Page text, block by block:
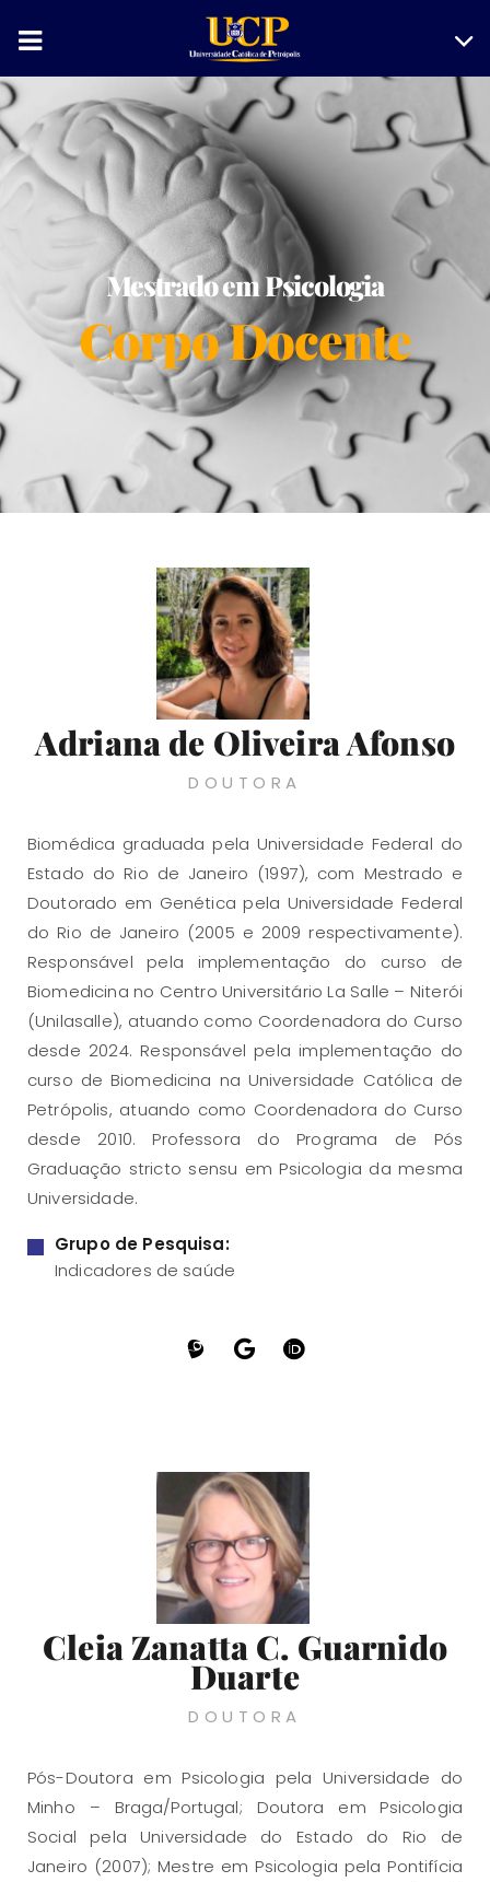
Mestrado em Psicologia
Corpo Docente
Adriana de Oliveira Afonso
DOUTORA
Biomédica graduada pela Universidade Federal do
Estado do Rio de Janeiro (1997), com Mestrado e
Doutorado em Genética pela Universidade Federal
do Rio de Janeiro (2005 e 2009 respectivamente).
Responsável pela implementação do curso de
Biomedicina no Centro Universitário La Salle – Niterói
(Unilasalle), atuando como Coordenadora do Curso
desde 2024. Responsável pela implementação do
curso de Biomedicina na Universidade Católica de
Petrópolis, atuando como Coordenadora do Curso
desde 2010. Professora do Programa de Pós
Graduação stricto sensu em Psicologia da mesma
Universidade.
Grupo de Pesquisa:
Indicadores de saúde
Cleia Zanatta C. Guarnido
Duarte
DOUTORA
Pós-Doutora em Psicologia pela Universidade do
Minho – Braga/Portugal; Doutora em Psicologia
Social pela Universidade do Estado do Rio de
Janeiro (2007); Mestre em Psicologia pela Pontifícia